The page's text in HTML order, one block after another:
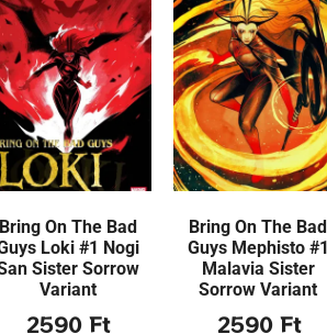
Bring On The Bad
Loki #1 Nogi
Sister Sorrow
Variant
2590 Ft
Bring On The Bad
Guys Mephisto #1
Malavia Sister
Sorrow Variant
2590 Ft